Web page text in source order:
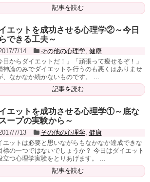
記事を読む
エットを成功させる心理学②～今日
できる工夫～
7/14 その他の心理学, 健康
日からダイエットだ！」「頑張って痩せるぞ！」
神論のみでダイエットを行うのも悪くはありませ
、なかなか続かないものです。 ...
記事を読む
エットを成功させる心理学①～底な
ープの実験から～
7/13 その他の心理学, 健康
エットは必要と思いながらもなかなか達成できな
標の一つではないでしょうか？ 今日はダイエット
立つ心理学実験をとりあげます。 ...
記事を読む